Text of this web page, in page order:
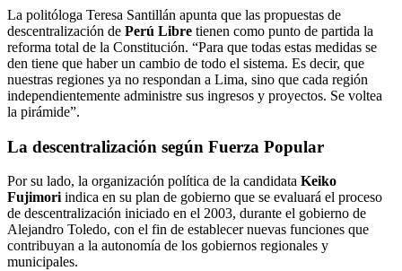
La politóloga Teresa Santillán apunta que las propuestas de
descentralización de Perú Libre tienen como punto de partida la
reforma total de la Constitución. “Para que todas estas medidas se
den tiene que haber un cambio de todo el sistema. Es decir, que
nuestras regiones ya no respondan a Lima, sino que cada región
independientemente administre sus ingresos y proyectos. Se voltea
la pirámide”.
La descentralización según Fuerza Popular
Por su lado, la organización política de la candidata Keiko
Fujimori indica en su plan de gobierno que se evaluará el proceso
de descentralización iniciado en el 2003, durante el gobierno de
Alejandro Toledo, con el fin de establecer nuevas funciones que
contribuyan a la autonomía de los gobiernos regionales y
municipales.